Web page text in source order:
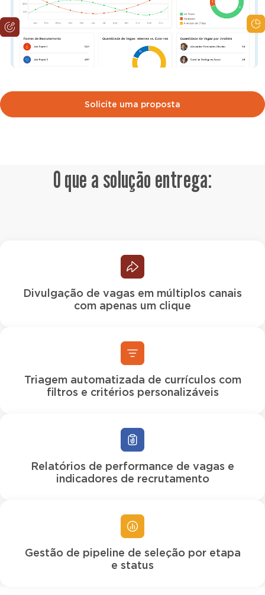
Solicite uma proposta
O que a solução entrega:
Divulgação de vagas em múltiplos canais
com apenas um clique
Triagem automatizada de currículos com
filtros e critérios personalizáveis
Relatórios de performance de vagas e
indicadores de recrutamento
Gestão de pipeline de seleção por etapa
e status